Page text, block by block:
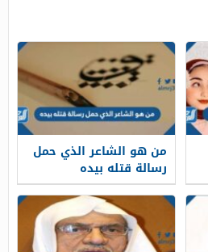
من هو الشاعر الذي حمل
رسالة قتله بيده